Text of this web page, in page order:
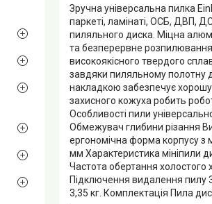
Зручна універсальна пилка
паркеті, ламінаті, ОСБ, ДВП,
пиляльного диска. Міцна
та безперервне розпилювання
високоякісного твердого
завдяки пиляльному полотну
накладкою забезпечує
захисного кожуха робить
Особливості пили
Обмежувач глибини різання
ергономічна форма корпусу
мм Характеристика мініпили
Частота обертання холостого
Підключення видалення пилу
3,35 кг. Комплектація Пила